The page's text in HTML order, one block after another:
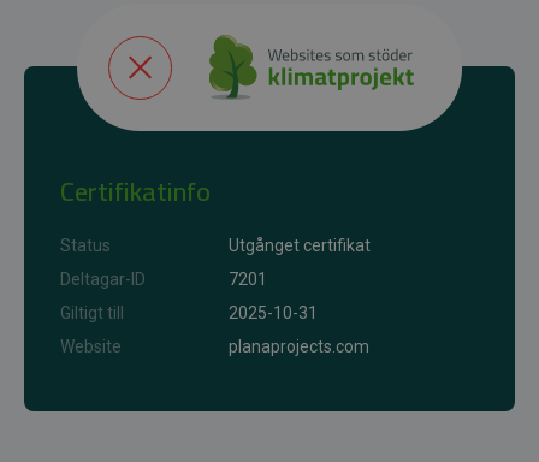
Certifikatinfo
Status
Utgånget certifikat
Deltagar-ID
7201
Giltigt till
2025-10-31
Website
planaprojects.com